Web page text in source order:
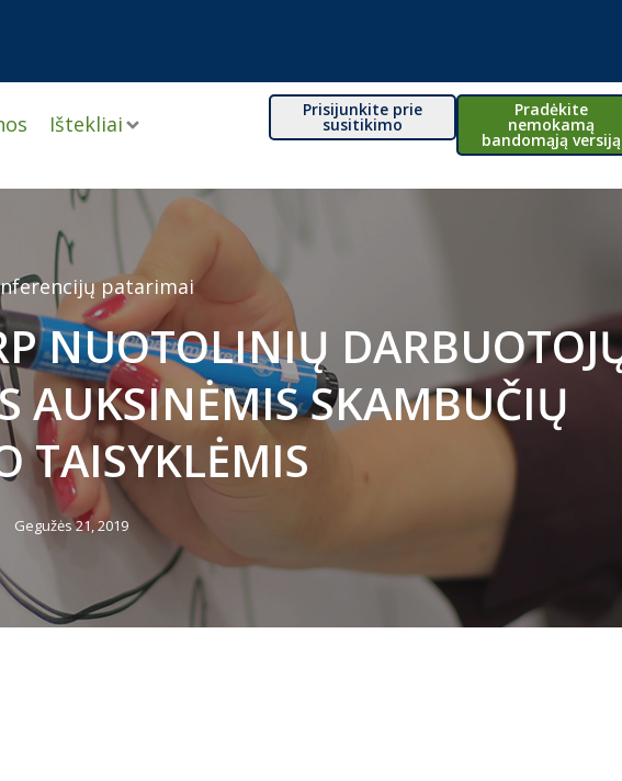
Ištekliai
Prisijunkite prie
susitikimo
Pradėkite
nemokamą
bandomąją versiją
patarimai
NUOTOLINIŲ
AUKSINĖMIS SKAMBUČIŲ
TAISYKLĖMIS
Gegužės 21, 2019